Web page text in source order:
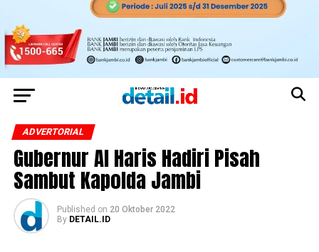
ADVERTORIAL
Gubernur Al Haris Hadiri Pisah
Sambut Kapolda Jambi
Published on 20 Oktober 2022
By DETAIL.ID